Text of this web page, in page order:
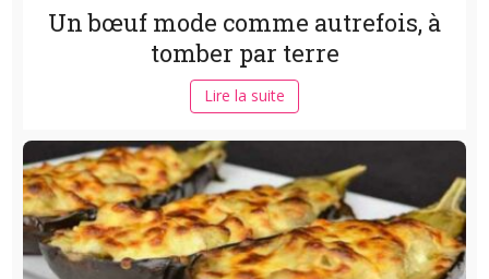
Un bœuf mode comme autrefois, à
tomber par terre
Lire la suite